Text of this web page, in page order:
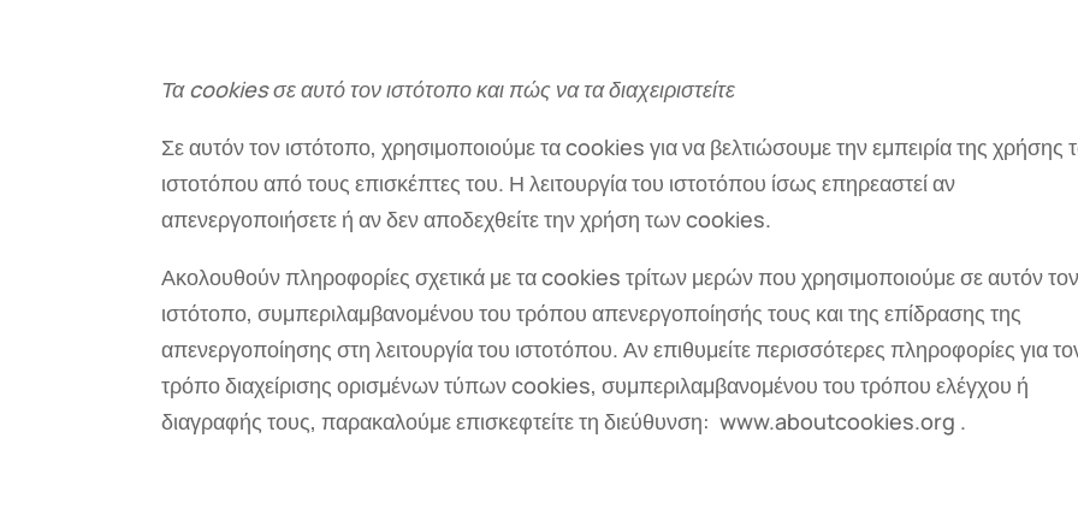
Τα cookies σε αυτό τον ιστότοπο και πώς να τα διαχειριστείτε
Σε αυτόν τον ιστότοπο, χρησιμοποιούμε τα cookies για να βελτιώσουμε την εμπειρία της χρήσης
ιστοτόπου από τους επισκέπτες του. Η λειτουργία του ιστοτόπου ίσως επηρεαστεί αν
απενεργοποιήσετε ή αν δεν αποδεχθείτε την χρήση των cookies.
Ακολουθούν πληροφορίες σχετικά με τα cookies τρίτων μερών που χρησιμοποιούμε σε αυτόν τον
ιστότοπο, συμπεριλαμβανομένου του τρόπου απενεργοποίησής τους και της επίδρασης της
απενεργοποίησης στη λειτουργία του ιστοτόπου. Αν επιθυμείτε περισσότερες πληροφορίες για
τρόπο διαχείρισης ορισμένων τύπων cookies, συμπεριλαμβανομένου του τρόπου ελέγχου ή
διαγραφής τους, παρακαλούμε επισκεφτείτε τη διεύθυνση: www.aboutcookies.org .